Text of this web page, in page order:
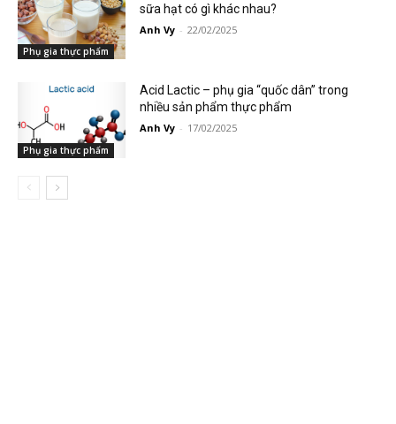
Phụ gia thực phẩm
sữa hạt có gì khác nhau?
Anh Vy - 22/02/2025
Phụ gia thực phẩm
Acid Lactic – phụ gia “quốc dân” trong
nhiều sản phẩm thực phẩm
Anh Vy - 17/02/2025